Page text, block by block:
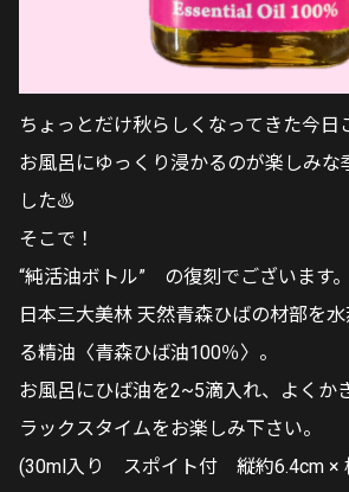
ちょっとだけ秋らしくなってきた今日
お風呂にゆっくり浸かるのが楽しみな
した♨
そこで！
“純活油ボトル” の復刻でございます。
日本三大美林 天然青森ひばの材部を
る精油〈青森ひば油100％〉。
お風呂にひば油を2~5滴入れ、よくか
ラックスタイムをお楽しみ下さい。
(30ml入り スポイト付 縦約6.4cm ×